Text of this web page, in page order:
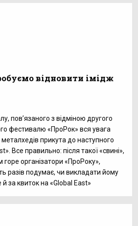
відновити імідж
пов’язаного з відміною другого
фестивалю «ПроРок» вся увага
прикута до наступного
Все правильно: після такої «свині»,
горе організатори «ПроРоку»,
разів подумає, чи викладати йому
за квиток на «Global East»